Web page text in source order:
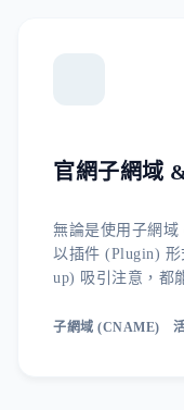
官網子網域
無論是使用子網
以插件 (Plugin)
up) 吸引注意，都
子網域 (CNAME)